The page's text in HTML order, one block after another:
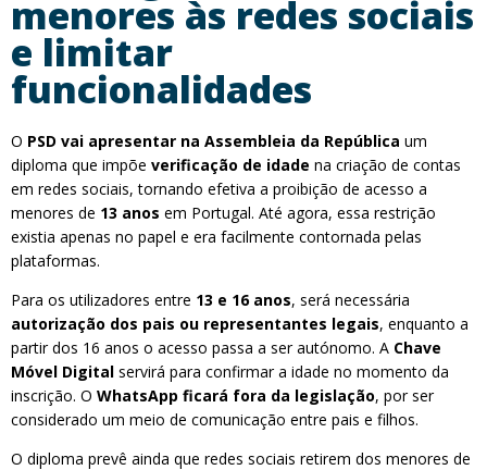
menores às redes sociais
e limitar
funcionalidades
O PSD vai apresentar na Assembleia da República um
diploma que impõe verificação de idade na criação de contas
em redes sociais, tornando efetiva a proibição de acesso a
menores de 13 anos em Portugal. Até agora, essa restrição
existia apenas no papel e era facilmente contornada pelas
plataformas.
Para os utilizadores entre 13 e 16 anos, será necessária
autorização dos pais ou representantes legais, enquanto a
partir dos 16 anos o acesso passa a ser autónomo. A Chave
Móvel Digital servirá para confirmar a idade no momento da
inscrição. O WhatsApp ficará fora da legislação, por ser
considerado um meio de comunicação entre pais e filhos.
O diploma prevê ainda que redes sociais retirem dos menores de